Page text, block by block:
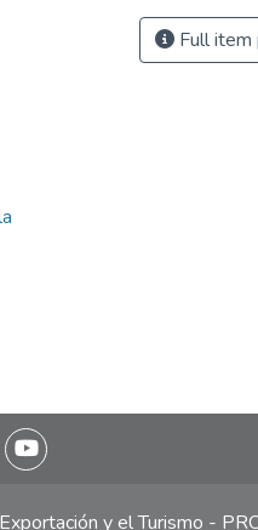
Full item
y el Turismo -